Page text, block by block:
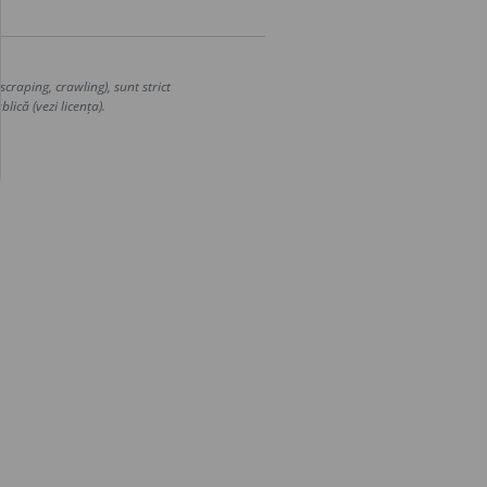
crawling), sunt strict
(vezi licența).